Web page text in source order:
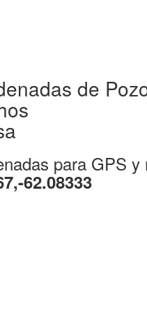
de
para GPS y
62.08333